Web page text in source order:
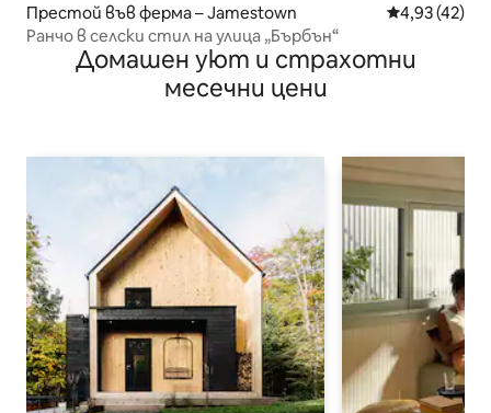
Престой във ферма – Jamestown Средна
4,93 (42)
Ранчо в селски стил на улица „Бърбън“
Домашен уют и страхотни
месечни цени